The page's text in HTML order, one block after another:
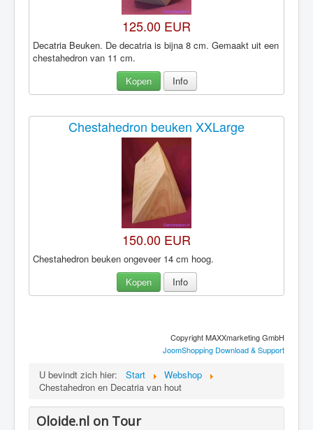
125.00 EUR
Decatria Beuken. De decatria is bijna 8 cm. Gemaakt uit een
chestahedron van 11 cm.
Kopen
Info
Chestahedron beuken XXLarge
150.00 EUR
Chestahedron beuken ongeveer 14 cm hoog.
Kopen
Info
Copyright MAXXmarketing GmbH
JoomShopping Download & Support
U bevindt zich hier: Start
Webshop
Chestahedron en Decatria van hout
Oloide.nl on Tour